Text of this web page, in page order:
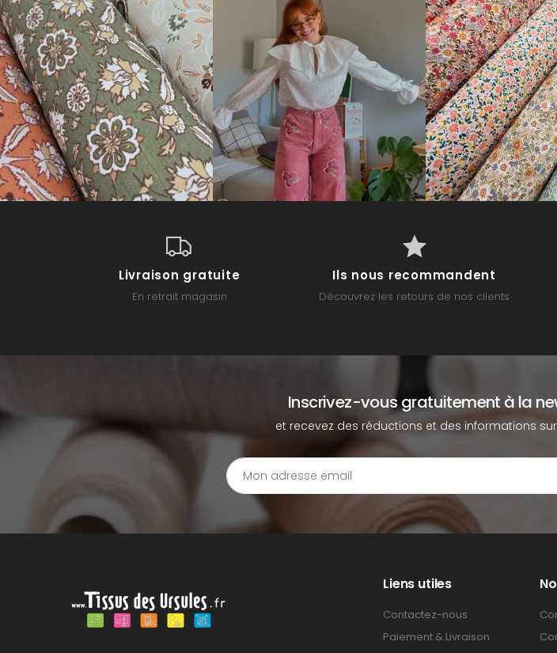
Livraison gratuite
En retrait magasin
Ils nous recommandent
Découvrez les retours de nos clients
Inscrivez-vous gratuitement à la
et recevez des réductions et des informations
Liens utiles
Contactez-nous
Paiement & Livraison